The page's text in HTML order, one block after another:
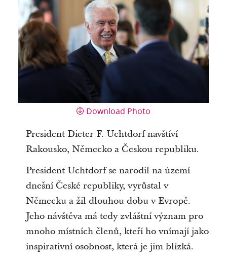
Download Photo
President Dieter F. Uchtdorf navštíví
Rakousko, Německo a Českou republiku.
President Uchtdorf se narodil na území
dnešní České republiky, vyrůstal v
Německu a žil dlouhou dobu v Evropě.
Jeho návštěva má tedy zvláštní význam pro
mnoho místních členů, kteří ho vnímají jako
inspirativní osobnost, která je jim blízká.